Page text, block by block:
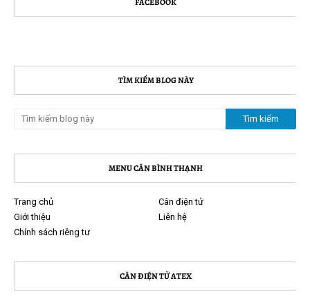
TÌM KIẾM BLOG NÀY
MENU CÂN BÌNH THẠNH
Trang chủ
Cân điện tử
Giới thiệu
Liên hệ
Chính sách riêng tư
CÂN ĐIỆN TỬ ATEX